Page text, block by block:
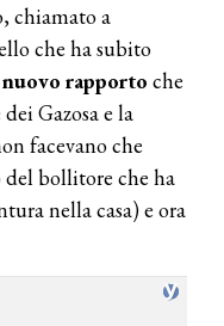
chiamato a
che ha subito
nuovo rapporto che
Gazosa e la
facevano che
bollitore che ha
nella casa) e ora